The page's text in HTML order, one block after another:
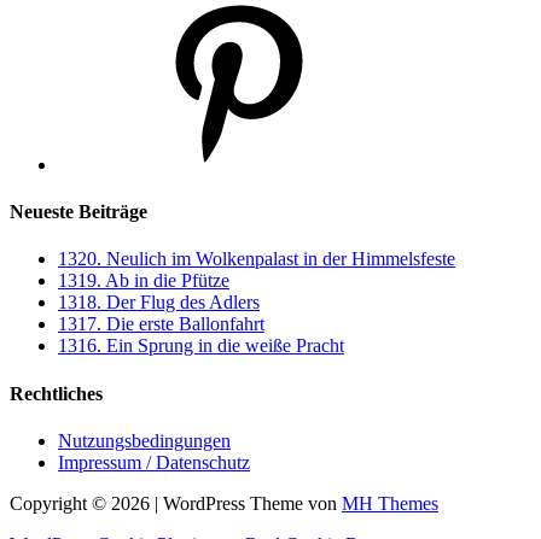
Neueste Beiträge
1320. Neulich im Wolkenpalast in der Himmelsfeste
1319. Ab in die Pfütze
1318. Der Flug des Adlers
1317. Die erste Ballonfahrt
1316. Ein Sprung in die weiße Pracht
Rechtliches
Nutzungsbedingungen
Impressum / Datenschutz
Copyright © 2026 | WordPress Theme von MH Themes